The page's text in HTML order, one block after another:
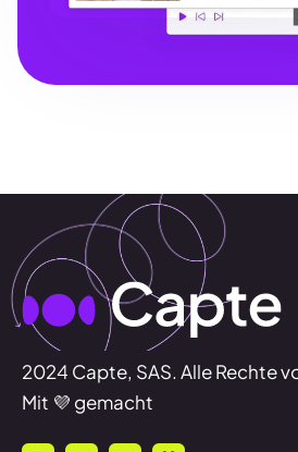
2024 Capte, SAS. Alle Rechte
Mit 💜 gemacht